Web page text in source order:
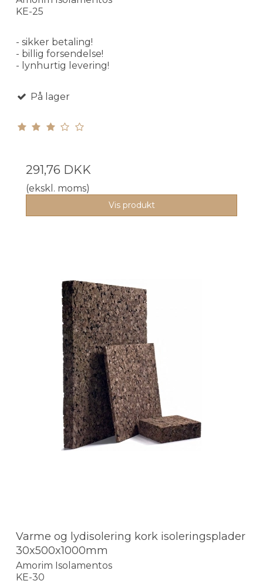
KE-25
- sikker betaling!
- billig forsendelse!
- lynhurtig levering!
På lager
291,76 DKK
(ekskl. moms)
Vis produkt
Varme og lydisolering kork isoleringsplader
30x500x1000mm
Amorim Isolamentos
KE-30